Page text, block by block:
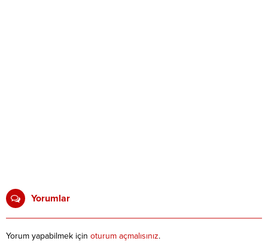
Yorumlar
Yorum yapabilmek için oturum açmalısınız.